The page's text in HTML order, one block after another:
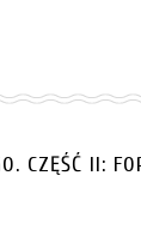
CZĘŚĆ II: